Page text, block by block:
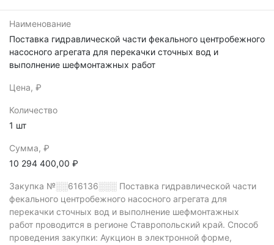
Наименование
Поставка гидравлической части фекального центробежного
насосного агрегата для перекачки сточных вод и
выполнение шефмонтажных работ
Цена, ₽
Количество
1 шт
Сумма, ₽
10 294 400,00 ₽
Закупка №░░616136░░░ Поставка гидравлической части
фекального центробежного насосного агрегата для
перекачки сточных вод и выполнение шефмонтажных
работ проводится в регионе Ставропольский край. Способ
проведения закупки: Аукцион в электронной форме,